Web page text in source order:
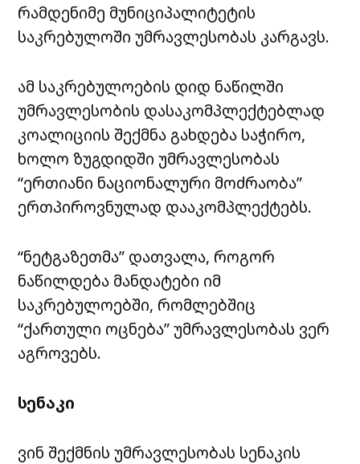
რამდენიმე მუნიციპალიტეტის
საკრებულოში უმრავლესობას კარგავს.
ამ საკრებულოების დიდ ნაწილში
უმრავლესობის დასაკომპლექტებლად
კოალიციის შექმნა გახდება საჭირო,
ხოლო ზუგდიდში უმრავლესობას
“ერთიანი ნაციონალური მოძრაობა”
ერთპიროვნულად დააკომპლექტებს.
“ნეტგაზეთმა” დათვალა, როგორ
ნაწილდება მანდატები იმ
საკრებულოებში, რომლებშიც
“ქართული ოცნება” უმრავლესობას ვერ
აგროვებს.
სენაკი
ვინ შექმნის უმრავლესობას სენაკის